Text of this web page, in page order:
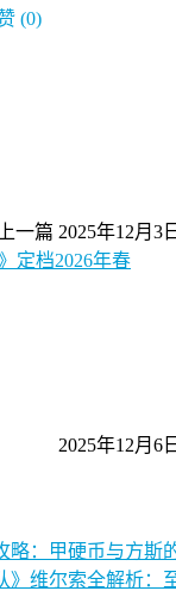
(0)
上一篇 2025年12月3
定档2026年春
2025年12月6
略：甲硬币与方斯
》维尔索全解析：